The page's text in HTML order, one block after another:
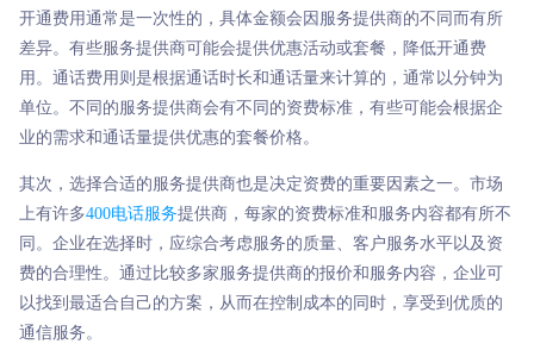
开通费用通常是一次性的，具体金额会因服务提供商的不同而有所
差异。有些服务提供商可能会提供优惠活动或套餐，降低开通费
用。通话费用则是根据通话时长和通话量来计算的，通常以分钟为
单位。不同的服务提供商会有不同的资费标准，有些可能会根据企
业的需求和通话量提供优惠的套餐价格。
其次，选择合适的服务提供商也是决定资费的重要因素之一。市场
上有许多400电话服务提供商，每家的资费标准和服务内容都有所不
同。企业在选择时，应综合考虑服务的质量、客户服务水平以及资
费的合理性。通过比较多家服务提供商的报价和服务内容，企业可
以找到最适合自己的方案，从而在控制成本的同时，享受到优质的
通信服务。